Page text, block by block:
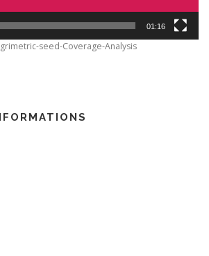
01:16
seed-Coverage-Analysis